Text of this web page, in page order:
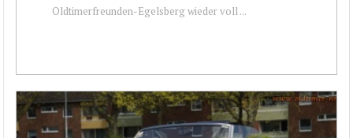
Oldtimerfreunden-Egelsberg wieder voll ...